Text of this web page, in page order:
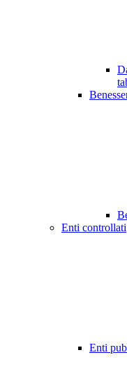
Enti controllati
Enti